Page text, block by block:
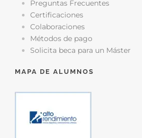
Preguntas Frecuentes
Certificaciones
Colaboraciones
Métodos de pago
Solicita beca para un Máster
MAPA DE ALUMNOS